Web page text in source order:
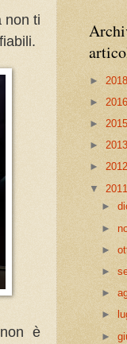
non ti
è
► 2018
► 2016
► 2015
► 2013
► 2012
▼ 2011
►
►
►
►
►
►
►